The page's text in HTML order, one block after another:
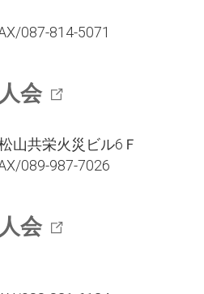
087-814-5071
会
山共栄火災ビル6Ｆ
089-987-7026
会